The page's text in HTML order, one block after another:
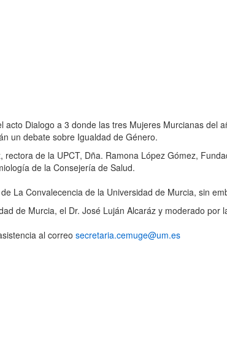
Dialogo a 3 donde las tres Mujeres Murcianas del
un debate sobre Igualdad de Género.
rectora de la UPCT, Dña. Ramona López Gómez,
de la Consejería de Salud.
La Convalecencia de la Universidad de Murcia, sin
de Murcia, el Dr. José Luján Alcaráz y moderado
al correo secretaria.cemuge@um.es